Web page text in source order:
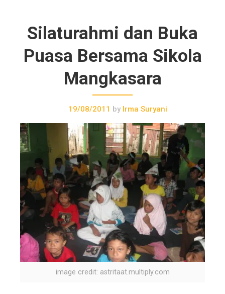
Silaturahmi dan Buka
Puasa Bersama Sikola
Mangkasara
19/08/2011 byIrma Suryani
image credit: astritaat.multiply.com